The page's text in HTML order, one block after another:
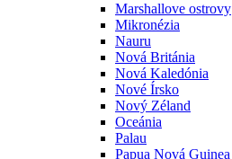
Marshallove ostrovy
Mikronézia
Nauru
Nová Británia
Nová Kaledónia
Nové Írsko
Nový Zéland
Oceánia
Palau
Papua Nová Guinea